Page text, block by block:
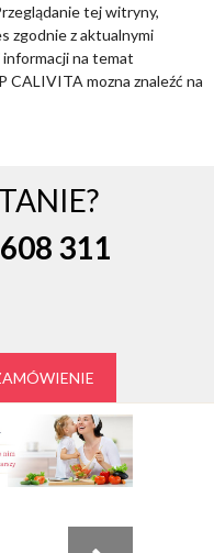
tej witryny,
zgodnie z aktualnymi
na temat
CALIVITA mozna znaleźć na
608 311